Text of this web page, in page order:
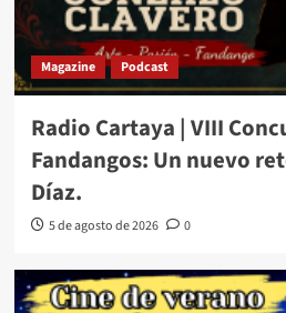
Magazine Podcast
Radio Cartaya | VIII
Fandangos: Un nuevo
Díaz.
5 de agosto de 2026 0